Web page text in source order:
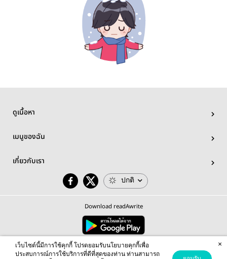
ดูเนื้อหา
เมนูของฉัน
เกี่ยวกับเรา
ปกติ
Download readAwrite
© 2026 readAwrite.com by MEB Corporation Public Company Limited
This site is protected by reCAPTCHA and the Google Privacy Policy Terms of Serviceapply.
เว็บไซต์นี้มีการใช้คุกกี้ โปรดยอมรับนโยบายคุกกี้เพื่อ
ประสบการณ์การใช้บริการที่ดีที่สุดของท่าน ท่านสามารถ
×